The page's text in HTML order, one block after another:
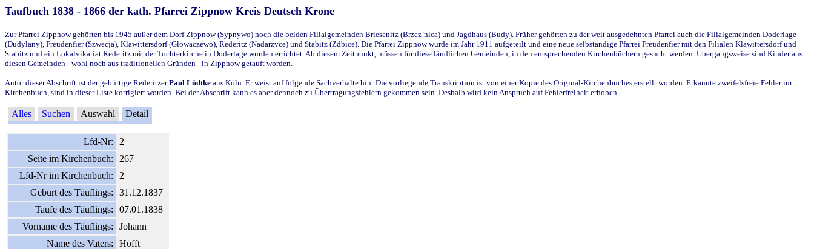
Taufbuch 1838 - 1866 der kath. Pfarrei Zippnow Kreis Deutsch Krone
Zur Pfarrei Zippnow gehörten bis 1945 außer dem Dorf Zippnow (Sypnywo) noch die beiden Filialgemeinden Briesenitz (Brzez`nica) und Jagdhaus (Budy). Früher gehörten zu der weit ausgedehnten Pfarrei auch die Filialgemeinden Doderlage
(Dudylany), Freudenfier (Szwecja), Klawittersdorf (Glowaczewo), Rederitz (Nadarzyce) und Stabitz (Zdbice). Die Pfarrei Zippnow wurde im Jahr 1911 aufgeteilt und eine neue selbständige Pfarrei Freudenfier mit den Filialen Klawittersdorf und
Stabitz und ein Lokalvikariat Rederitz mit der Tochterkirche in Doderlage wurden errichtet. Ab diesem Zeitpunkt, müssen für diese ländlichen Gemeinden, in den entsprechenden Kirchenbüchern gesucht werden. Übergangsweise sind Kinder aus
diesen Gemeinden - wohl noch aus traditionellen Gründen - in Zippnow getauft worden.
Autor dieser Abschrift ist der gebürtige RederitzerPaul Lüdtke aus Köln. Er weist auf folgende Sachverhalte hin: Die vorliegende Transkription ist von einer Kopie des Original-Kirchenbuches erstellt worden. Erkannte zweifelsfreie Fehler im
Kirchenbuch, sind in dieser Liste korrigiert worden. Bei der Abschrift kann es aber dennoch zu Übertragungsfehlern gekommen sein. Deshalb wird kein Anspruch auf Fehlerfreiheit erhoben.
Alles Suchen Auswahl Detail
Lfd-Nr:
2
Seite im Kirchenbuch:
267
Lfd-Nr im Kirchenbuch:
2
Geburt des Täuflings:
31.12.1837
Taufe des Täuflings:
07.01.1838
Vorname des Täuflings:
Johann
Name des Vaters:
Höfft